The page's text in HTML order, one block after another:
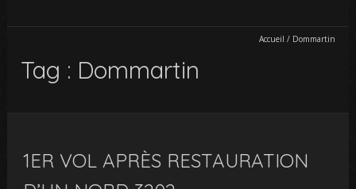
Accueil / Dommartin
Tag : Dommartin
1ER VOL APRÈS RESTAURATION